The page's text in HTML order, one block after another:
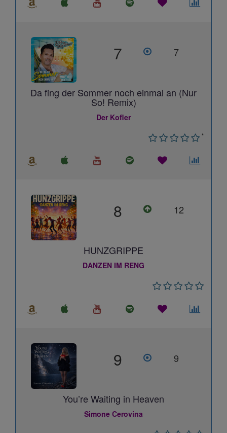
7 7
Da fing der Sommer noch einmal an (Nur
So! Remix)
Der Kofler
*
8 12
HUNZGRIPPE
DANZEN IM RENG
9 9
You’re Waiting in Heaven
Simone Cerovina